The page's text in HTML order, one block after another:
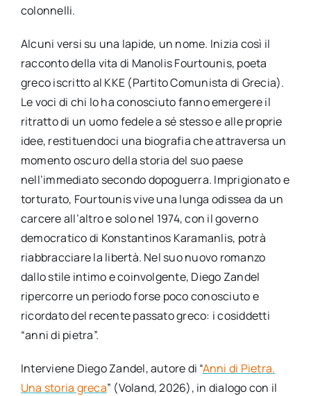
colonnelli.
Alcuni versi su una lapide, un nome. Inizia così il
racconto della vita di Manolis Fourtounis, poeta
greco iscritto al KKE (Partito Comunista di Grecia).
Le voci di chi lo ha conosciuto fanno emergere il
ritratto di un uomo fedele a sé stesso e alle proprie
idee, restituendoci una biografia che attraversa un
momento oscuro della storia del suo paese
nell’immediato secondo dopoguerra. Imprigionato e
torturato, Fourtounis vive una lunga odissea da un
carcere all’altro e solo nel 1974, con il governo
democratico di Konstantinos Karamanlis, potrà
riabbracciare la libertà. Nel suo nuovo romanzo
dallo stile intimo e coinvolgente, Diego Zandel
ripercorre un periodo forse poco conosciuto e
ricordato del recente passato greco: i cosiddetti
“anni di pietra”.
Interviene Diego Zandel, autore di “Anni di Pietra.
Una storia greca” (Voland, 2026), in dialogo con il